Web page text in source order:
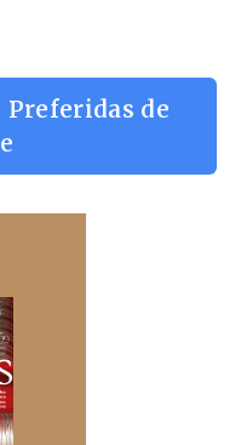
Preferidas de